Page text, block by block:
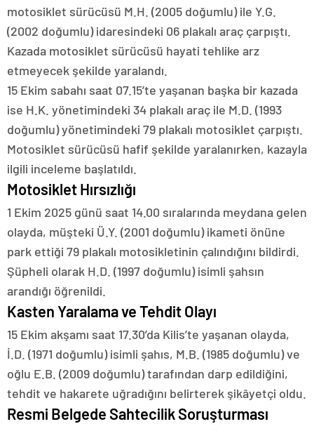
motosiklet sürücüsü M.H. (2005 doğumlu) ile Y.G.
(2002 doğumlu) idaresindeki 06 plakalı araç çarpıştı.
Kazada motosiklet sürücüsü hayati tehlike arz
etmeyecek şekilde yaralandı.
15 Ekim sabahı saat 07.15’te yaşanan başka bir kazada
ise H.K. yönetimindeki 34 plakalı araç ile M.D. (1993
doğumlu) yönetimindeki 79 plakalı motosiklet çarpıştı.
Motosiklet sürücüsü hafif şekilde yaralanırken, kazayla
ilgili inceleme başlatıldı.
Motosiklet Hırsızlığı
1 Ekim 2025 günü saat 14.00 sıralarında meydana gelen
olayda, müşteki Ü.Y. (2001 doğumlu) ikameti önüne
park ettiği 79 plakalı motosikletinin çalındığını bildirdi.
Şüpheli olarak H.D. (1997 doğumlu) isimli şahsın
arandığı öğrenildi.
Kasten Yaralama ve Tehdit Olayı
15 Ekim akşamı saat 17.30’da Kilis’te yaşanan olayda,
İ.D. (1971 doğumlu) isimli şahıs, M.B. (1985 doğumlu) ve
oğlu E.B. (2009 doğumlu) tarafından darp edildiğini,
tehdit ve hakarete uğradığını belirterek şikâyetçi oldu.
Resmi Belgede Sahtecilik Soruşturması